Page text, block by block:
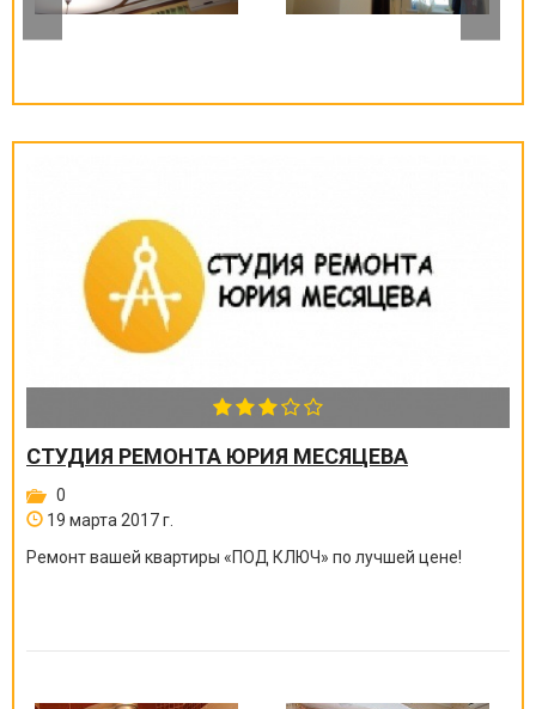
СТУДИЯ РЕМОНТА ЮРИЯ МЕСЯЦЕВА
0
19 марта 2017 г.
Ремонт вашей квартиры «ПОД КЛЮЧ» по лучшей цене!